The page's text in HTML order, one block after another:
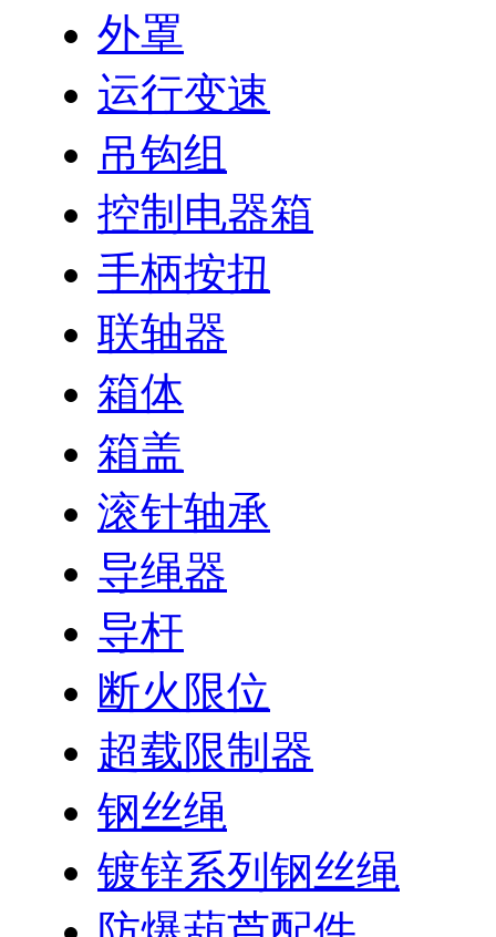
外罩
运行变速
吊钩组
控制电器箱
手柄按扭
联轴器
箱体
箱盖
滚针轴承
导绳器
导杆
断火限位
超载限制器
钢丝绳
镀锌系列钢丝绳